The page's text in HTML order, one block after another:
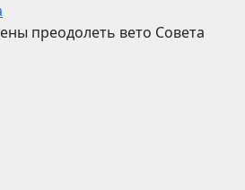
преодолеть вето Совета